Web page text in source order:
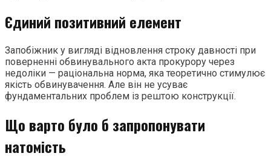
Єдиний позитивний елемент
Запобіжник у вигляді відновлення строку давності при
поверненні обвинувального акта прокурору через
недоліки — раціональна норма, яка теоретично стимулює
якість обвинувачення. Але він не усуває
фундаментальних проблем із рештою конструкції.
Що варто було б запропонувати
натомість